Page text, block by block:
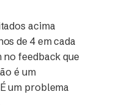
acima
de 4 em cada
feedback que
é um
um problema